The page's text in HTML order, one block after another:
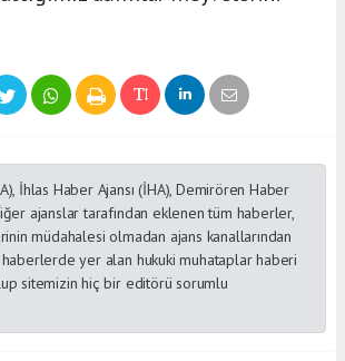
İhlas Haber Ajansı (İHA), Demirören Haber
ajanslar tarafından eklenen tüm haberler,
müdahalesi olmadan ajans kanallarından
yer alan hukuki muhataplar haberi
sitemizin hiç bir editörü sorumlu